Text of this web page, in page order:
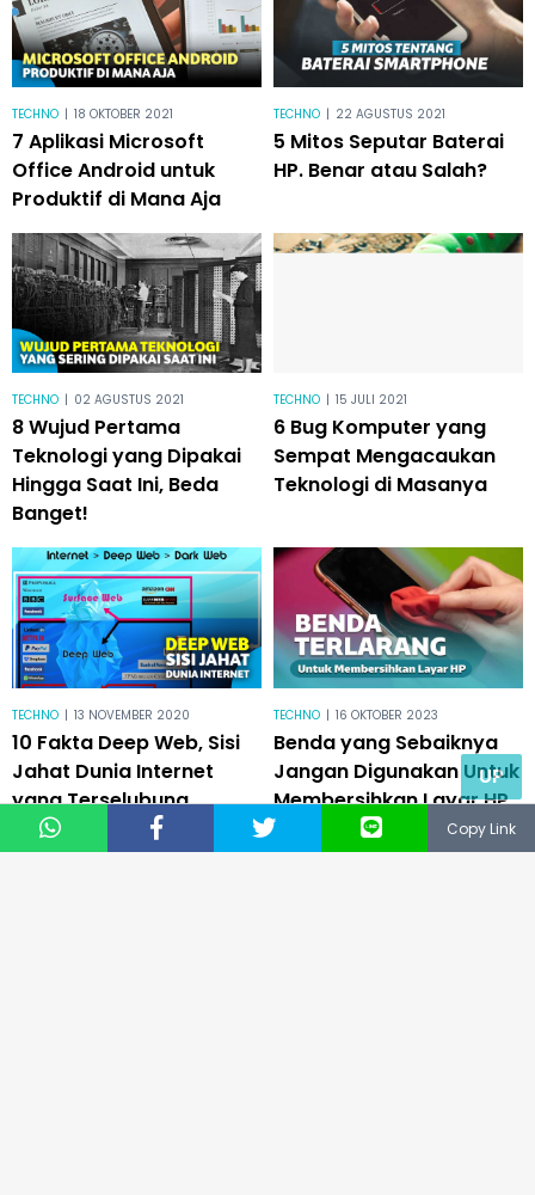
Copy Link
TECHNO | 18 OKTOBER 2021
7 Aplikasi Microsoft
Office Android untuk
Produktif di Mana Aja
TECHNO | 22 AGUSTUS 2021
5 Mitos Seputar Baterai
HP. Benar atau Salah?
TECHNO | 02 AGUSTUS 2021
8 Wujud Pertama
Teknologi yang Dipakai
Hingga Saat Ini, Beda
Banget!
TECHNO | 15 JULI 2021
6 Bug Komputer yang
Sempat Mengacaukan
Teknologi di Masanya
TECHNO | 13 NOVEMBER 2020
10 Fakta Deep Web, Sisi
Jahat Dunia Internet
yang Terselubung
TECHNO | 16 OKTOBER 2023
Benda yang Sebaiknya
Jangan Digunakan Untuk
Membersihkan Layar HP
UP